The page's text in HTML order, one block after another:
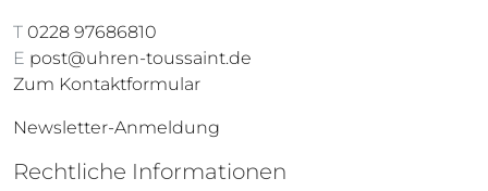
T 0228 97686810
E post@uhren-toussaint.de
Zum Kontaktformular
Newsletter-Anmeldung
Rechtliche Informationen